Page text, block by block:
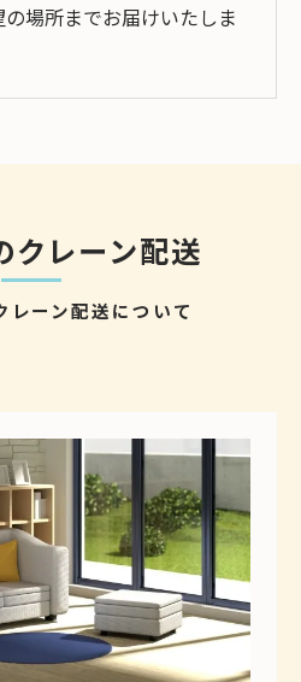
場所までお届けいたしま
クレーン配送
レーン配送について